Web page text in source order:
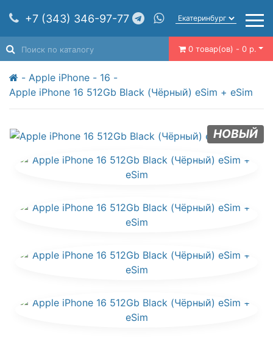
+7 (343) 346-97-77
0 товар(ов) - 0 р.
Apple iPhone
16
Apple iPhone 16 512Gb Black (Чёрный) eSim + eSim
НОВЫЙ